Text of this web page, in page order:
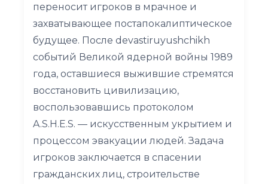
переносит игроков в мрачное и
захватывающее постапокалиптическое
будущее. После devastiruyushchikh
событий Великой ядерной войны 1989
года, оставшиеся выжившие стремятся
восстановить цивилизацию,
воспользовавшись протоколом
A.S.H.E.S. — искусственным укрытием и
процессом эвакуации людей. Задача
игроков заключается в спасении
гражданских лиц, строительстве